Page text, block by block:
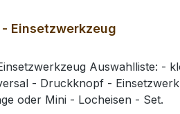
Einsetzwerkzeug
Auswahlliste: -
- Druckknopf -
oder Mini - Locheisen - Set.